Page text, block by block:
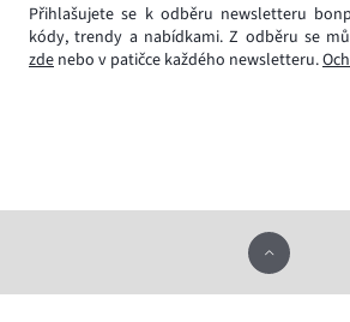
Přihlašujete se k odběru newsletteru
kódy, trendy a nabídkami. Z odběru se
zde nebo v patičce každého newsletteru.